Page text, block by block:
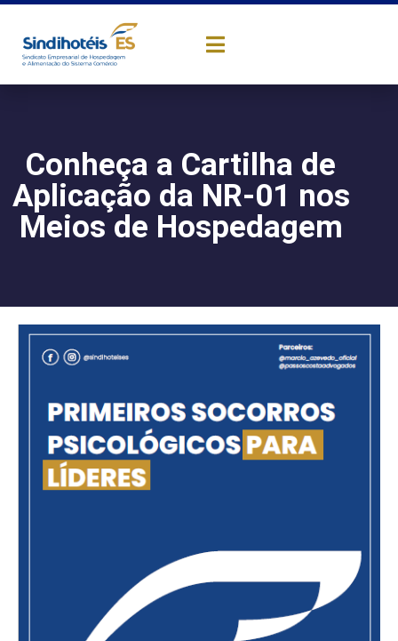
Conheça a Cartilha de
Aplicação da NR-01 nos
Meios de Hospedagem